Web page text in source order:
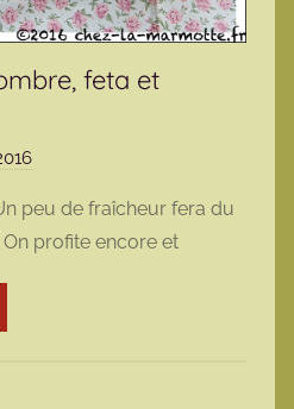
feta et
r
m
peu de fraîcheur fera du
profite encore et